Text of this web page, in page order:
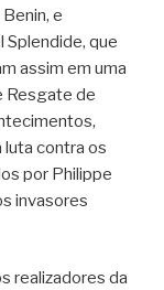
e
que
assim em uma
Resgate de
luta contra os
por Philippe
invasores
realizadores da